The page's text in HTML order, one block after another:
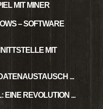
MIT MINER
– SOFTWARE
MIT
...
EINE REVOLUTION ...